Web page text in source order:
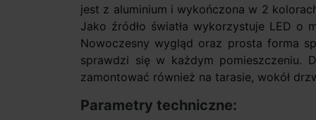
jest z aluminium i wykończona w 2
Jako źródło światła wykorzystuje LED o
Nowoczesny wygląd oraz prosta forma
sprawdzi się w każdym pomieszczeniu.
zamontować również na tarasie, wokół
Parametry techniczne: